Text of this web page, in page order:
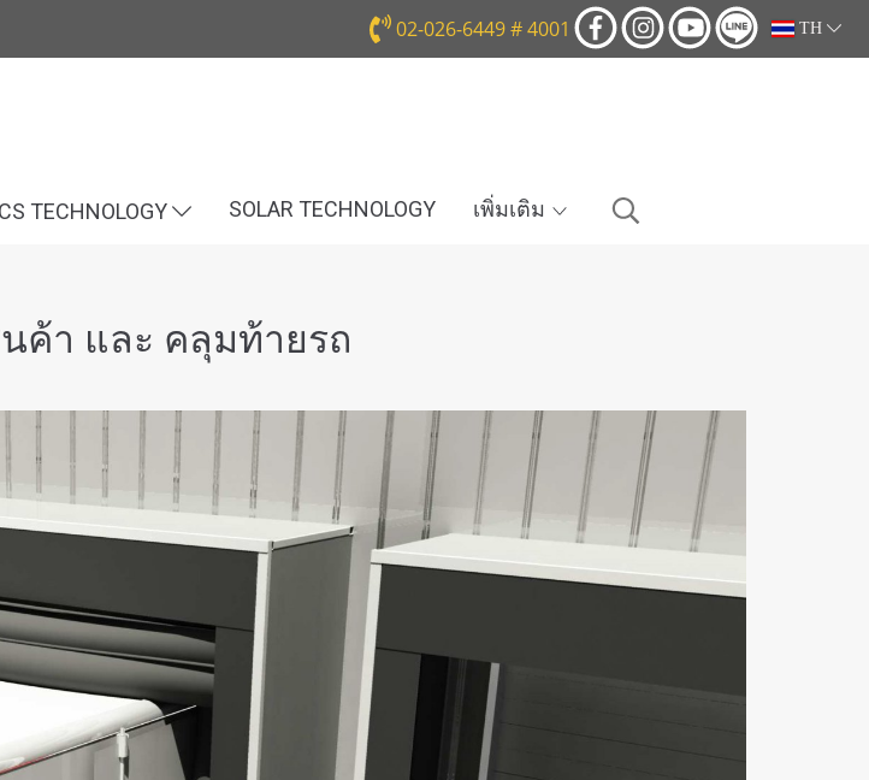
02-026-6449 # 4001 TH
TECHNOLOGY SOLAR TECHNOLOGY เพิ่มเติม
ค้า และ คลุมท้ายรถ